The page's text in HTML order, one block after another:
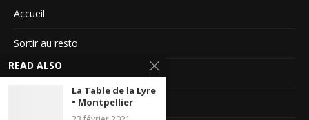
Accueil
Sortir au resto
Sortir au ciné
READ ALSO
La Table de la Lyre
• Montpellier